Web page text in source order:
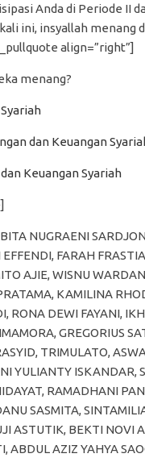
Anda di Periode II
ini, insyallah menang
align=”right”]
menang?
dan Keuangan
Keuangan Syariah
NUGRAENI
FARAH
AJIE, WISNU
KAMILINA
RONA DEWI FAYANI,
GREGORIUS
TRIMULATO,
YULIANTY ISKANDAR,
RAMADHANI
SASMITA,
ASTUTIK, BEKTI NOVI
ABDUL AZIZ YAHYA